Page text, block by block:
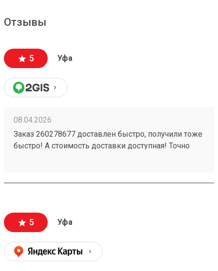
Отзывы
5 Уфа
08.04.2026
Заказ 260278677 доставлен быстро, получили тоже
быстро! А стоимость доставки доступная! Точно
5 Уфа